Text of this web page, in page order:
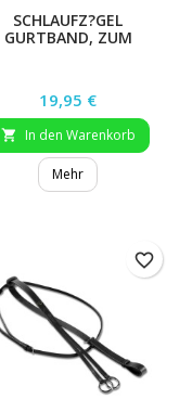
SCHLAUFZ?GEL
GURTBAND, ZUM
Preis
19,95 €
 In den Warenkorb
Mehr
favorite_border